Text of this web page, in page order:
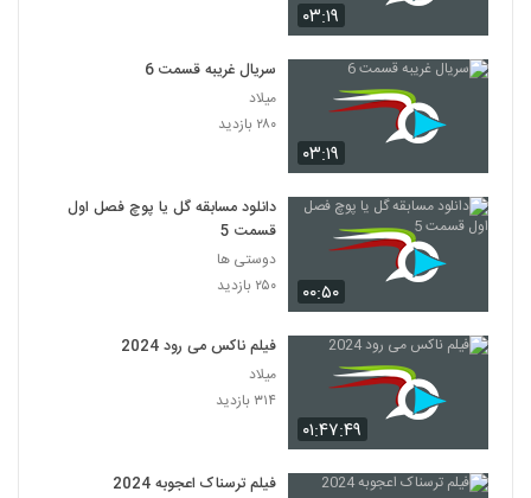
۰۳:۱۹
۰۳:۱۹
سریال غریبه قسمت 6
میلاد
۲۸۰ بازدید
۰۰:۵۰
دانلود مسابقه گل یا پوچ فصل اول
قسمت 5
دوستی ها
۲۵۰ بازدید
۰۱:۴۷:۴۹
فیلم ناکس می رود 2024
میلاد
۳۱۴ بازدید
فیلم ترسناک اعجوبه 2024